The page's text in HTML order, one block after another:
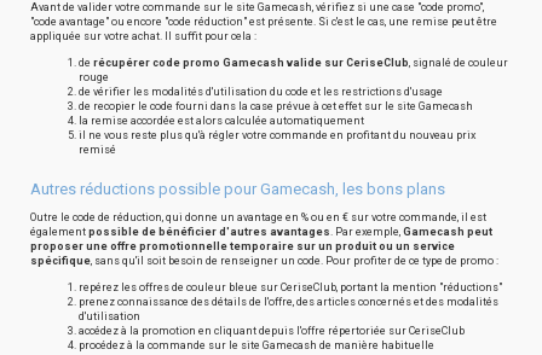
Avant de valider votre commande sur le site Gamecash, vérifiez si une case "code promo",
"code avantage" ou encore "code réduction" est présente. Si c'est le cas, une remise peut être
appliquée sur votre achat. Il suffit pour cela :
de récupérer code promo Gamecash valide sur CeriseClub, signalé de couleur
rouge
de vérifier les modalités d'utilisation du code et les restrictions d'usage
de recopier le code fourni dans la case prévue à cet effet sur le site Gamecash
la remise accordée est alors calculée automatiquement
il ne vous reste plus qu'à régler votre commande en profitant du nouveau prix
remisé
Autres réductions possible pour Gamecash, les bons plans
Outre le code de réduction, qui donne un avantage en % ou en € sur votre commande, il est
également possible de bénéficier d'autres avantages. Par exemple, Gamecash peut
proposer une offre promotionnelle temporaire sur un produit ou un service
spécifique, sans qu'il soit besoin de renseigner un code. Pour profiter de ce type de promo :
repérez les offres de couleur bleue sur CeriseClub, portant la mention "réductions"
prenez connaissance des détails de l'offre, des articles concernés et des modalités
d'utilisation
accédez à la promotion en cliquant depuis l'offre répertoriée sur CeriseClub
procédez à la commande sur le site Gamecash de manière habituelle